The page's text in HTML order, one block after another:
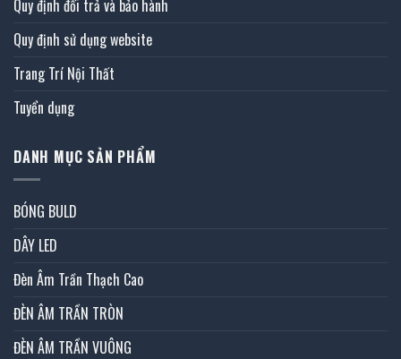
Quy định đổi trả và bảo hành
Quy định sử dụng website
Trang Trí Nội Thất
Tuyển dụng
DANH MỤC SẢN PHẨM
BÓNG BULD
DÂY LED
Đèn Âm Trần Thạch Cao
ĐÈN ÂM TRẦN TRÒN
ĐÈN ÂM TRẦN VUÔNG